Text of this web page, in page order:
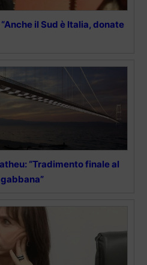
il Sud è Italia, donate
“Tradimento finale al